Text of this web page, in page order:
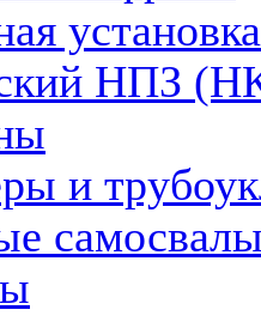
установка
НПЗ
и